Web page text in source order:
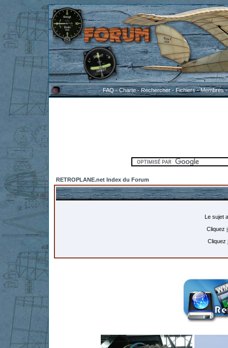
FAQ-Charte-Rechercher-Fichiers-Membres
RETROPLANE.net Index du Forum
Le sujet
Cliquez
Cliquez